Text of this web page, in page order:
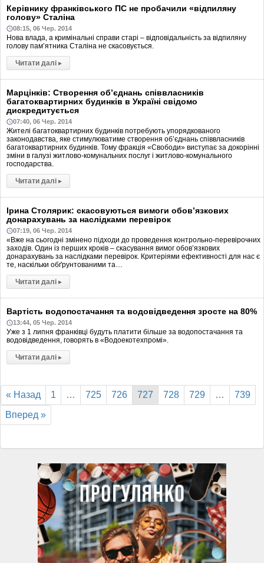
Керівнику франківського ПС не пробачили «відпиляну
голову» Сталіна
08:15, 06 Чер. 2014
Нова влада, а кримінальні справи старі – відповідальність за відпиляну
голову пам’ятника Сталіна не скасовується.
Читати далі ▸
Марцінків: Створення об’єднань співвласників
багатоквартирних будинків в Україні свідомо
дискредитується
07:40, 06 Чер. 2014
Жителі багатоквартирних будинків потребують упорядкованого
законодавства, яке стимулюватиме створення об’єднань співвласників
багатоквартирних будинків. Тому фракція «Свободи» виступає за докорінні
зміни в галузі житлово-комунальних послуг і житлово-комунального
господарства.
Читати далі ▸
Ірина Столярик: скасовуються вимоги обов’язкових
донарахувань за наслідками перевірок
07:19, 06 Чер. 2014
«Вже на сьогодні змінено підходи до проведення контрольно-перевірочних
заходів. Один із перших кроків – скасування вимог обов’язкових
донарахувань за наслідками перевірок. Критеріями ефективності для нас є
те, наскільки обґрунтованими та…
Читати далі ▸
Вартість водопостачання та водовідведення зросте на 80%
13:44, 05 Чер. 2014
Уже з 1 липня франківці будуть платити більше за водопостачання та
водовідведення, говорять в «Водоекотехпромі».
Читати далі ▸
« Назад 1 … 725 726 727 728 729 …
739
Вперед »